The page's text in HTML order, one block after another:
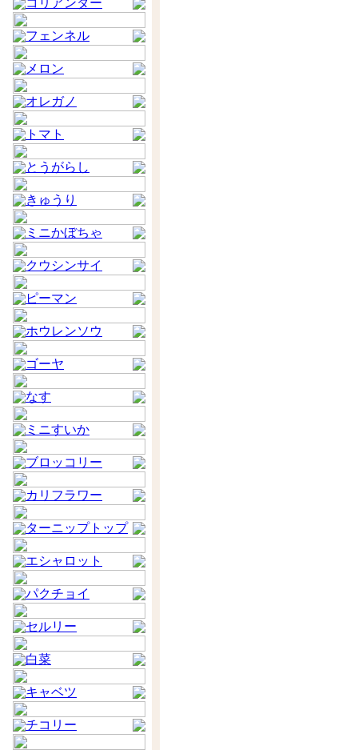
コリアンダー
フェンネル
メロン
オレガノ
トマト
とうがらし
きゅうり
ミニかぼちゃ
クウシンサイ
ピーマン
ホウレンソウ
ゴーヤ
なす
ミニすいか
ブロッコリー
カリフラワー
ターニップトップ
エシャロット
パクチョイ
セルリー
白菜
キャベツ
チコリー